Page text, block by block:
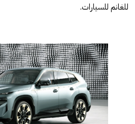
للغانم للسيارات.